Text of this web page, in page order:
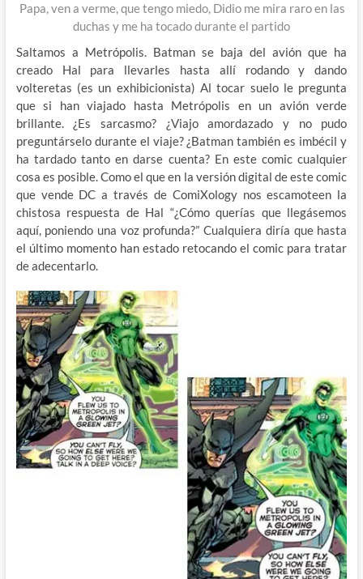
Papa, ven a verme, que tengo miedo, Didio me mira raro en las
duchas y me ha tocado durante el partido
Saltamos a Metrópolis. Batman se baja del avión que ha
creado Hal para llevarles hasta allí rodando y dando
volteretas (es un exhibicionista) Al tocar suelo le pregunta
que si han viajado hasta Metrópolis en un avión verde
brillante. ¿Es sarcasmo? ¿Viajo amordazado y no pudo
preguntárselo durante el viaje? ¿Batman también es imbécil y
ha tardado tanto en darse cuenta? En este comic cualquier
cosa es posible. Como el que en la versión digital de este comic
que vende DC a través de ComiXology nos escamoteen la
chistosa respuesta de Hal “¿Cómo querías que llegásemos
aquí, poniendo una voz profunda?” Cualquiera diría que hasta
el último momento han estado retocando el comic para tratar
de adecentarlo.